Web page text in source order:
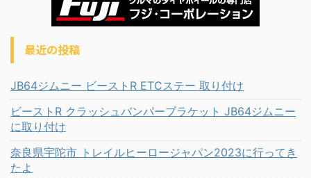
最近の投稿
JB64ジムニー ビーストR ETCステー 取り付け
ビーストR クラッシュバンパーブラケット JB64ジムニー
に取り付け
奈良県宇陀市 トレイルヒーロージャパン2023に行ってき
たよ